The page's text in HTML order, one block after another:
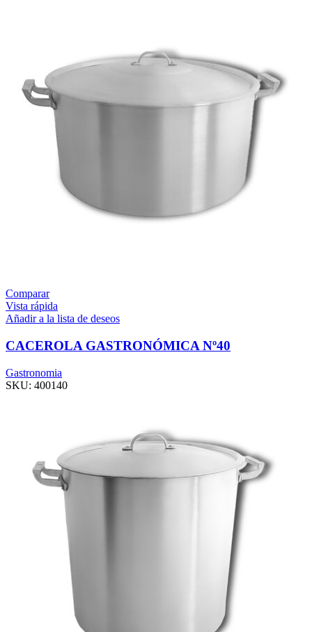
Comparar
Vista rápida
Añadir a la lista de deseos
CACEROLA GASTRONÓMICA Nº40
Gastronomia
SKU: 400140